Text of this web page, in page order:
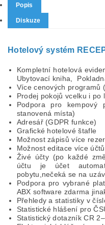
Popis
Diskuze
Hotelový systém
Kompletní hotelová
Ubytovací kniha,
Více cenových programů
Prodej pokojů vcelku i po
Podpora pro kempový
stanovená místa)
Adresář (GDPR funkce)
Grafické hotelové štafle
Možnost zápisů více
Možnost editace více
Živé účty (po každé
účtu je účet
pobytu,nečeká se na
Podpora pro vybrané
ABX software zdarma
Přehledy a statistiky v
Statistické hlášení pro
Statistický dotazník CR